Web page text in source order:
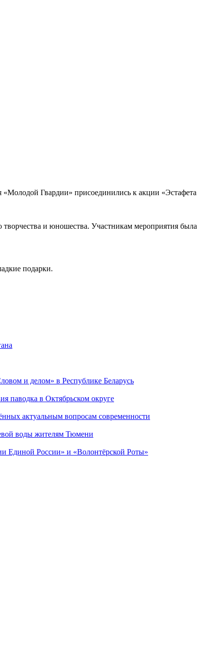
Гвардии» присоединились к акции
и юношества. Участникам мероприятия
подарки.
и делом» в Республике Беларусь
паводка в Октябрьском округе
актуальным вопросам современности
воды жителям Тюмени
Единой России» и «Волонтёрской Роты»